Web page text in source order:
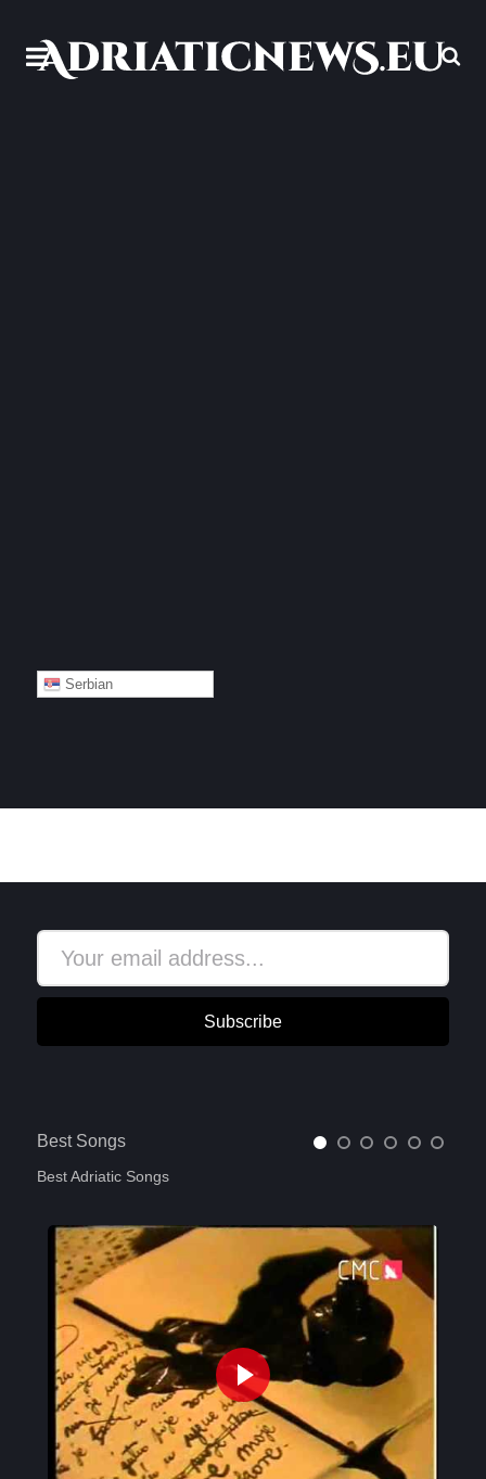
Serbian
Subscribe
Best Songs
Best Adriatic Songs